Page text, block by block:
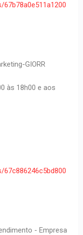
GIORR
às 18h00 e aos
- Empresa